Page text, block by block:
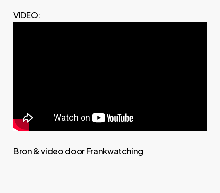
VIDEO:
Bron & video door Frankwatching